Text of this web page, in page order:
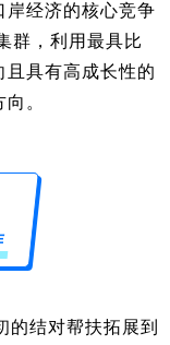
岸经济的核心竞争
群，利用最具比
具有高成长性的
。
的结对帮扶拓展到